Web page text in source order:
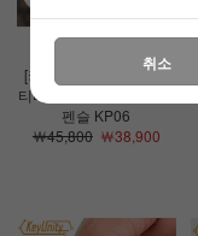
[키유니티]EDC 휴대용
티타늄 미니 키체인 샤프
펜슬 KP06
￦45,800￦38,900
취소